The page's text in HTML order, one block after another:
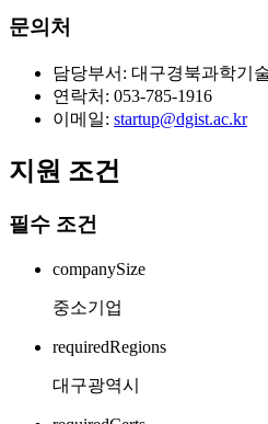
문의처
담당부서: 대구경북과학기
연락처: 053-785-1916
이메일: startup@dgist.ac.kr
지원 조건
필수 조건
companySize
중소기업
requiredRegions
대구광역시